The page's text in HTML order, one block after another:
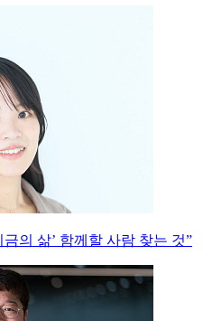
금의 삶’ 함께할 사람 찾는 것”